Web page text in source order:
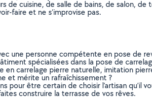
de cuisine, de salle de bains, de salon, de
faire et ne s’improvise pas.
une personne compétente en pose de
spécialisées dans la pose de
en carrelage pierre naturelle, imitation
et mérite un rafraîchissement ?
pour être certain de choisir l’artisan qu’il
construire la terrasse de vos rêves.